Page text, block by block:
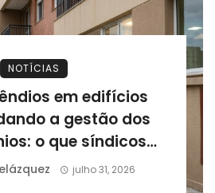
NOTÍCIAS
em edifícios
a gestão dos
o que síndicos
após novos
julho 31, 2026